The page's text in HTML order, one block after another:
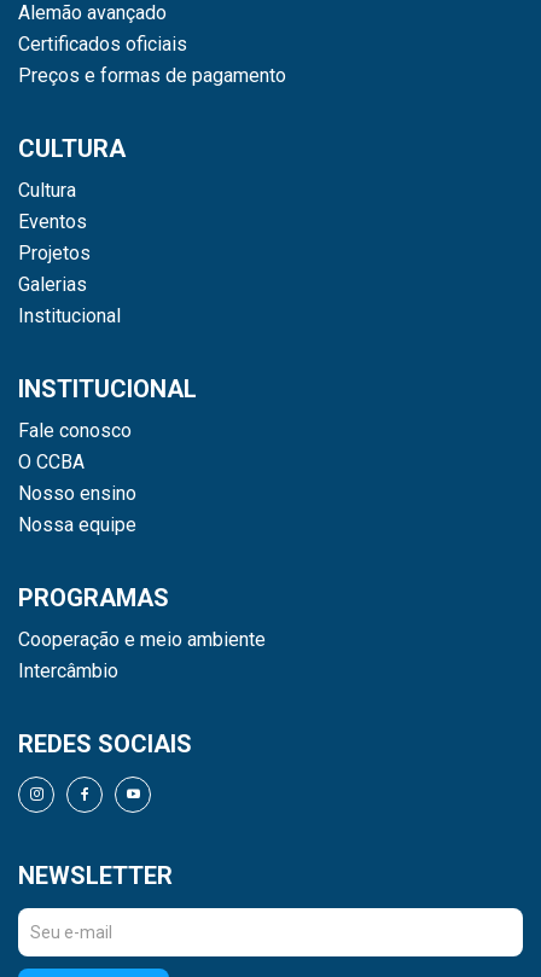
Alemão avançado
Certificados oficiais
Preços e formas de pagamento
CULTURA
Cultura
Eventos
Projetos
Galerias
Institucional
INSTITUCIONAL
Fale conosco
O CCBA
Nosso ensino
Nossa equipe
PROGRAMAS
Cooperação e meio ambiente
Intercâmbio
REDES SOCIAIS
NEWSLETTER